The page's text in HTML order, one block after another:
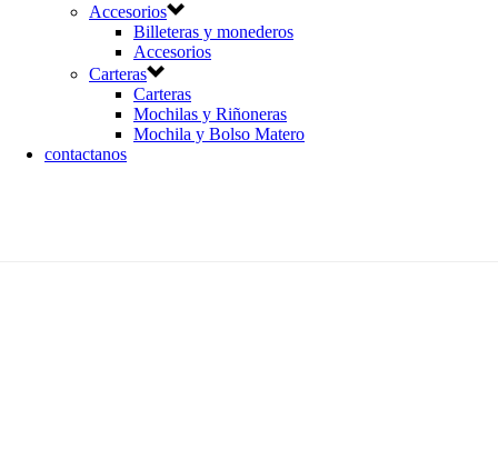
Accesorios
Billeteras y monederos
Accesorios
Carteras
Carteras
Mochilas y Riñoneras
Mochila y Bolso Matero
contactanos